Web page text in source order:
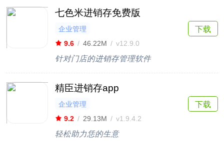
七色米进销存免费版
企业管理
9.6 / 46.22M / v12.9.0
针对门店的进销存管理软件
下载
精臣进销存app
企业管理
9.2 / 29.13M / v1.9.4.2
轻松助力恁的生意
下载